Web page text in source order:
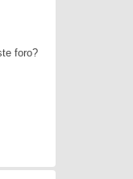
foro?